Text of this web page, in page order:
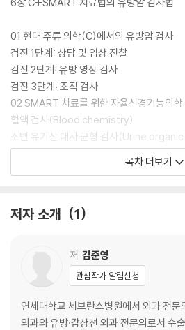
법으로 다이어트를 하지 말라.’고 간곡히 당부
‘건강해진 후에 어떤 모습으로 살아가고 있을
저자는 이 질문의 답이 바로 건강하게 살 수
을 강조한다.
꼭 나아서 다른 사람들과 평범한 일상을 공
질병 치료의 목적이자 독자들이 목표로 삼
01 현대 주류 의학(C)에서의 유방암 검사
검진 1단계: 상담 및 임상 진찰
검진 2단계: 유방 영상 검사
검진 3단계: 조직 검사
02 SMART 치료를 위한 자율신경기능의학
혈액 검사(Blood chemistry)
소변 유기산 대사 균형 검사(Urine
소변 유기산 검사
만성 지연성 IgG4 음식물 알레르기 검
더치 검사(DUTCH test)
생체 전기 저항 분석법(Bio-electrical
NK 세포 활성도 검사
7장 C+SMART 치료법의 유방암 치료 요법
목차 더보기
저자 소개 1
저 김준영
관심작가 알림신청
연세대학교 세브란스병원에서 외과 전문
외과와 유방·갑상선 외과 전문의로서 수